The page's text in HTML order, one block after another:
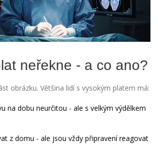
neřekne - a co ano?
obrázku. Většina lidí s vysokým platem má:
na dobu neurčitou - ale s velkým výdělkem
z domu - ale jsou vždy připravení reagovat